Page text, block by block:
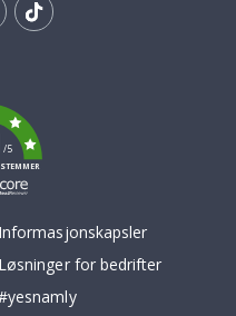
/5
Informasjonskapsler
Løsninger for bedrifter